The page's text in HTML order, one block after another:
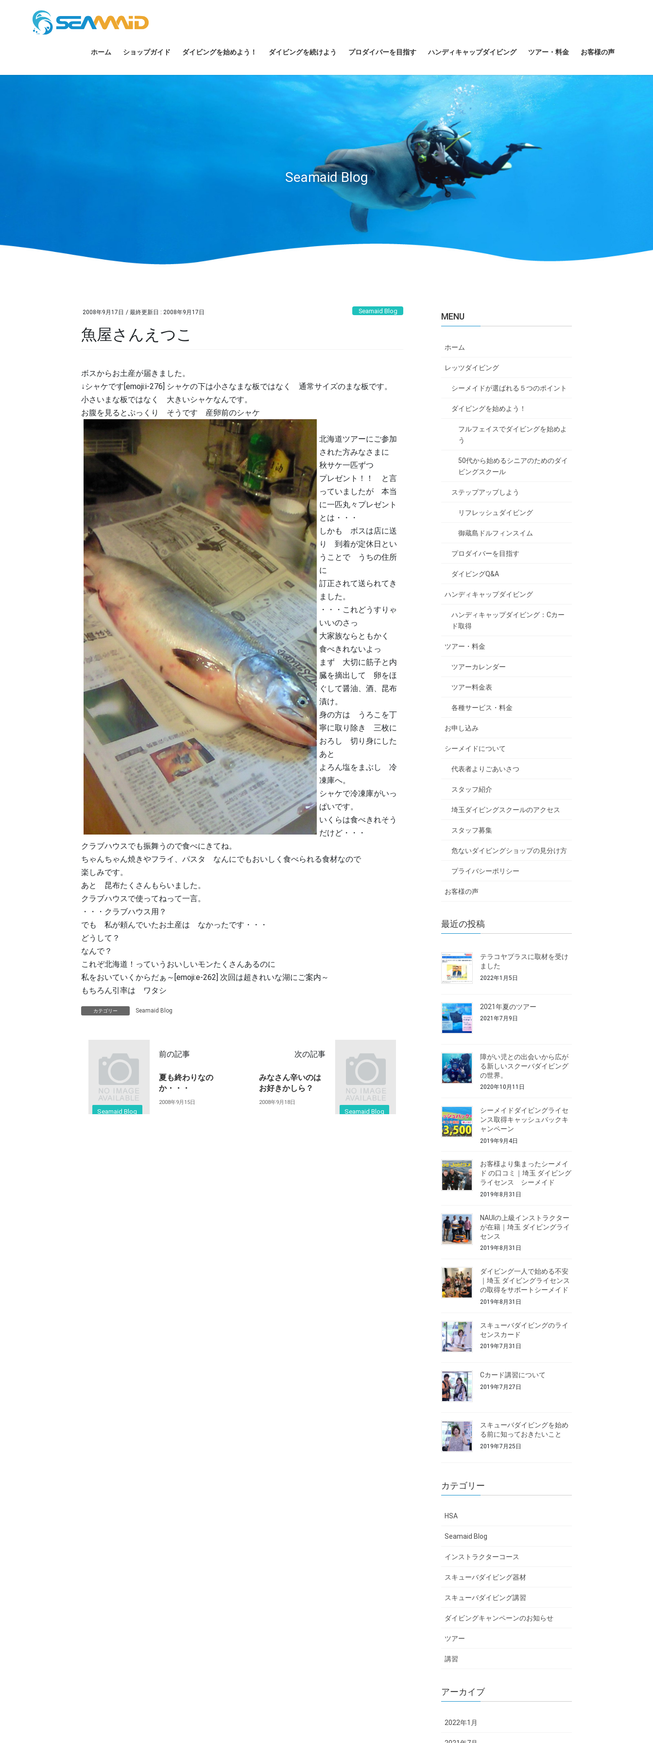
ホーム ショップガイド ダイビングを始めよう！ ダイビングを続けよう プロダイバーを目指す ハンディキャップダイビング ツアー・料金 お客様の声
Seamaid Blog
2008年9月17日 / 最終更新日 : 2008年9月17日 Seamaid Blog
魚屋さんえつこ
ボスからお土産が届きました。
↓シャケです[emoji:i-276] シャケの下は小さなまな板ではなく 通常サイズのまな板です。
小さいまな板ではなく 大きいシャケなんです。
お腹を見るとぷっくり そうです 産卵前のシャケ
北海道ツアーにご参加
された方みなさまに
秋サケ一匹ずつ
プレゼント！！ と言
っていましたが 本当
に一匹丸々プレゼント
とは・・・
しかも ボスは店に送
り 到着が定休日とい
うことで うちの住所
に
訂正されて送られてき
ました。
・・・これどうすりゃ
いいのさっ
大家族ならともかく
食べきれないよっ
まず 大切に筋子と内
臓を摘出して 卵をほ
ぐして醤油、酒、昆布
漬け。
身の方は うろこを丁
寧に取り除き 三枚に
おろし 切り身にした
あと
よろん塩をまぶし 冷
凍庫へ。
シャケで冷凍庫がいっ
ぱいです。
いくらは食べきれそう
だけど・・・
クラブハウスでも振舞うので食べにきてね。
ちゃんちゃん焼きやフライ、パスタ なんにでもおいしく食べられる食材なので
楽しみです。
あと 昆布たくさんもらいました。
クラブハウスで使ってねって一言。
・・・クラブハウス用？
でも 私が頼んでいたお土産は なかったです・・・
どうして？
なんで？
これぞ北海道！っていうおいしいモンたくさんあるのに
私をおいていくからだぁ～[emoji:e-262] 次回は超きれいな湖にご案内～
もちろん引率は ワタシ
カテゴリー Seamaid Blog
Seamaid Blog
前の記事
夏も終わりなの
か・・・
2008年9月15日
Seamaid Blog
次の記事
みなさん辛いのは
お好きかしら？
2008年9月18日
MENU
ホーム
レッツダイビング
シーメイドが選ばれる５つのポイント
ダイビングを始めよう！
フルフェイスでダイビングを始めよ
う
50代から始めるシニアのためのダイ
ビングスクール
ステップアップしよう
リフレッシュダイビング
御蔵島ドルフィンスイム
プロダイバーを目指す
ダイビングQ&A
ハンディキャップダイビング
ハンディキャップダイビング：Cカー
ド取得
ツアー・料金
ツアーカレンダー
ツアー料金表
各種サービス・料金
お申し込み
シーメイドについて
代表者よりごあいさつ
スタッフ紹介
埼玉ダイビングスクールのアクセス
スタッフ募集
危ないダイビングショップの見分け方
プライバシーポリシー
お客様の声
最近の投稿
テラコヤプラスに取材を受け
ました
2022年1月5日
2021年夏のツアー
2021年7月9日
障がい児との出会いから広が
る新しいスクーバダイビング
の世界。
2020年10月11日
シーメイドダイビングライセ
ンス取得キャッシュバックキ
ャンペーン
2019年9月4日
お客様より集まったシーメイ
ド の口コミ｜埼玉 ダイビング
ライセンス シーメイド
2019年8月31日
NAUIの上級インストラクター
が在籍｜埼玉 ダイビングライ
センス
2019年8月31日
ダイビング一人で始める不安
｜埼玉 ダイビングライセンス
の取得をサポートシーメイド
2019年8月31日
スキューバダイビングのライ
センスカード
2019年7月31日
Cカード講習について
2019年7月27日
スキューバダイビングを始め
る前に知っておきたいこと
2019年7月25日
カテゴリー
HSA
Seamaid Blog
インストラクターコース
スキューバダイビング器材
スキューバダイビング講習
ダイビングキャンペーンのお知らせ
ツアー
講習
アーカイブ
2022年1月